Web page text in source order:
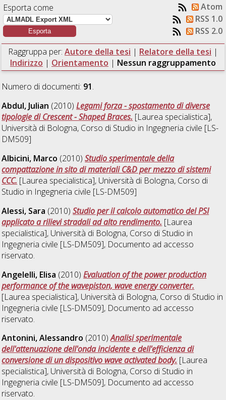
Esporta come
Atom
RSS 1.0
RSS 2.0
Raggruppa per: Autore della tesi | Relatore della tesi |
Indirizzo | Orientamento | Nessun raggruppamento
Numero di documenti: 91.
Abdul, Julian (2010)Legami forza - spostamento di diverse
tipologie di Crescent - Shaped Braces. [Laurea specialistica],
Università di Bologna, Corso di Studio in Ingegneria civile [LS-
DM509]
Albicini, Marco (2010)Studio sperimentale della
compattazione in sito di materiali C&D per mezzo di sistemi
CCC. [Laurea specialistica], Università di Bologna, Corso di
Studio in Ingegneria civile [LS-DM509]
Alessi, Sara (2010)Studio per il calcolo automatico del PSI
applicato a rilievi stradali ad alto rendimento. [Laurea
specialistica], Università di Bologna, Corso di Studio in
Ingegneria civile [LS-DM509], Documento ad accesso
riservato.
Angelelli, Elisa (2010)Evaluation of the power production
performance of the wavepiston, wave energy converter.
[Laurea specialistica], Università di Bologna, Corso di Studio in
Ingegneria civile [LS-DM509], Documento ad accesso
riservato.
Antonini, Alessandro (2010)Analisi sperimentale
dell'attenuazione dell'onda incidente e dell'efficienza di
conversione di un dispositivo wave activated body. [Laurea
specialistica], Università di Bologna, Corso di Studio in
Ingegneria civile [LS-DM509], Documento ad accesso
riservato.